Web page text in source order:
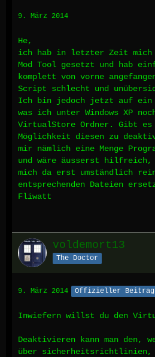
9. März 2014
He,
ich hab in letzter Zeit mich
Mod Tool gesetzt und hab
komplett von vorne
Script schlecht und
Ich bin jedoch jetzt auf ein
was ich unter Windows XP
VirtualStore Ordner. Gibt es
Möglichkeit diesen zu
mir nämlich eine Menge
und wäre äusserst hilfreich,
mich da erst umständlich
entsprechenden Dateien
Fliwatt
voldemort13
The Doctor
9. März 2014 Offizieller Beitrag
Inwiefern willst du den
Deaktivieren kann man den,
über sicherheitsrichtlinien,